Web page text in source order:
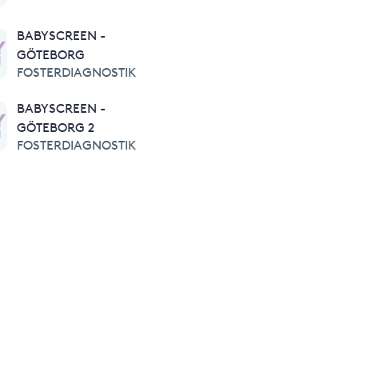
BABYSCREEN -
GÖTEBORG
FOSTERDIAGNOSTIK
BABYSCREEN -
GÖTEBORG 2
FOSTERDIAGNOSTIK